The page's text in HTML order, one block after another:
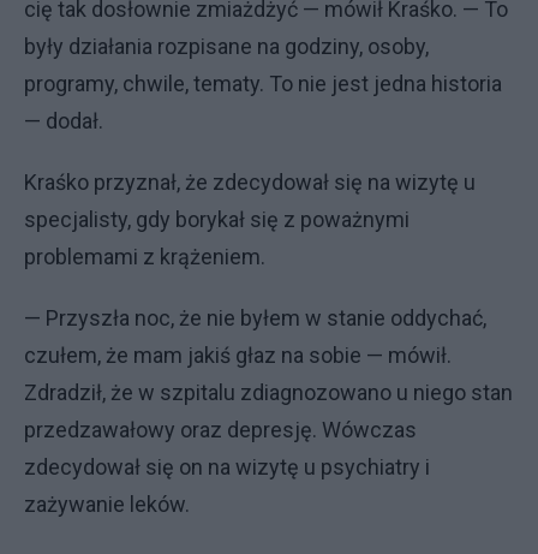
cię tak dosłownie zmiażdżyć — mówił Kraśko. — To
były działania rozpisane na godziny, osoby,
programy, chwile, tematy. To nie jest jedna historia
— dodał.
Kraśko przyznał, że zdecydował się na wizytę u
specjalisty, gdy borykał się z poważnymi
problemami z krążeniem.
— Przyszła noc, że nie byłem w stanie oddychać,
czułem, że mam jakiś głaz na sobie — mówił.
Zdradził, że w szpitalu zdiagnozowano u niego stan
przedzawałowy oraz depresję. Wówczas
zdecydował się on na wizytę u psychiatry i
zażywanie leków.